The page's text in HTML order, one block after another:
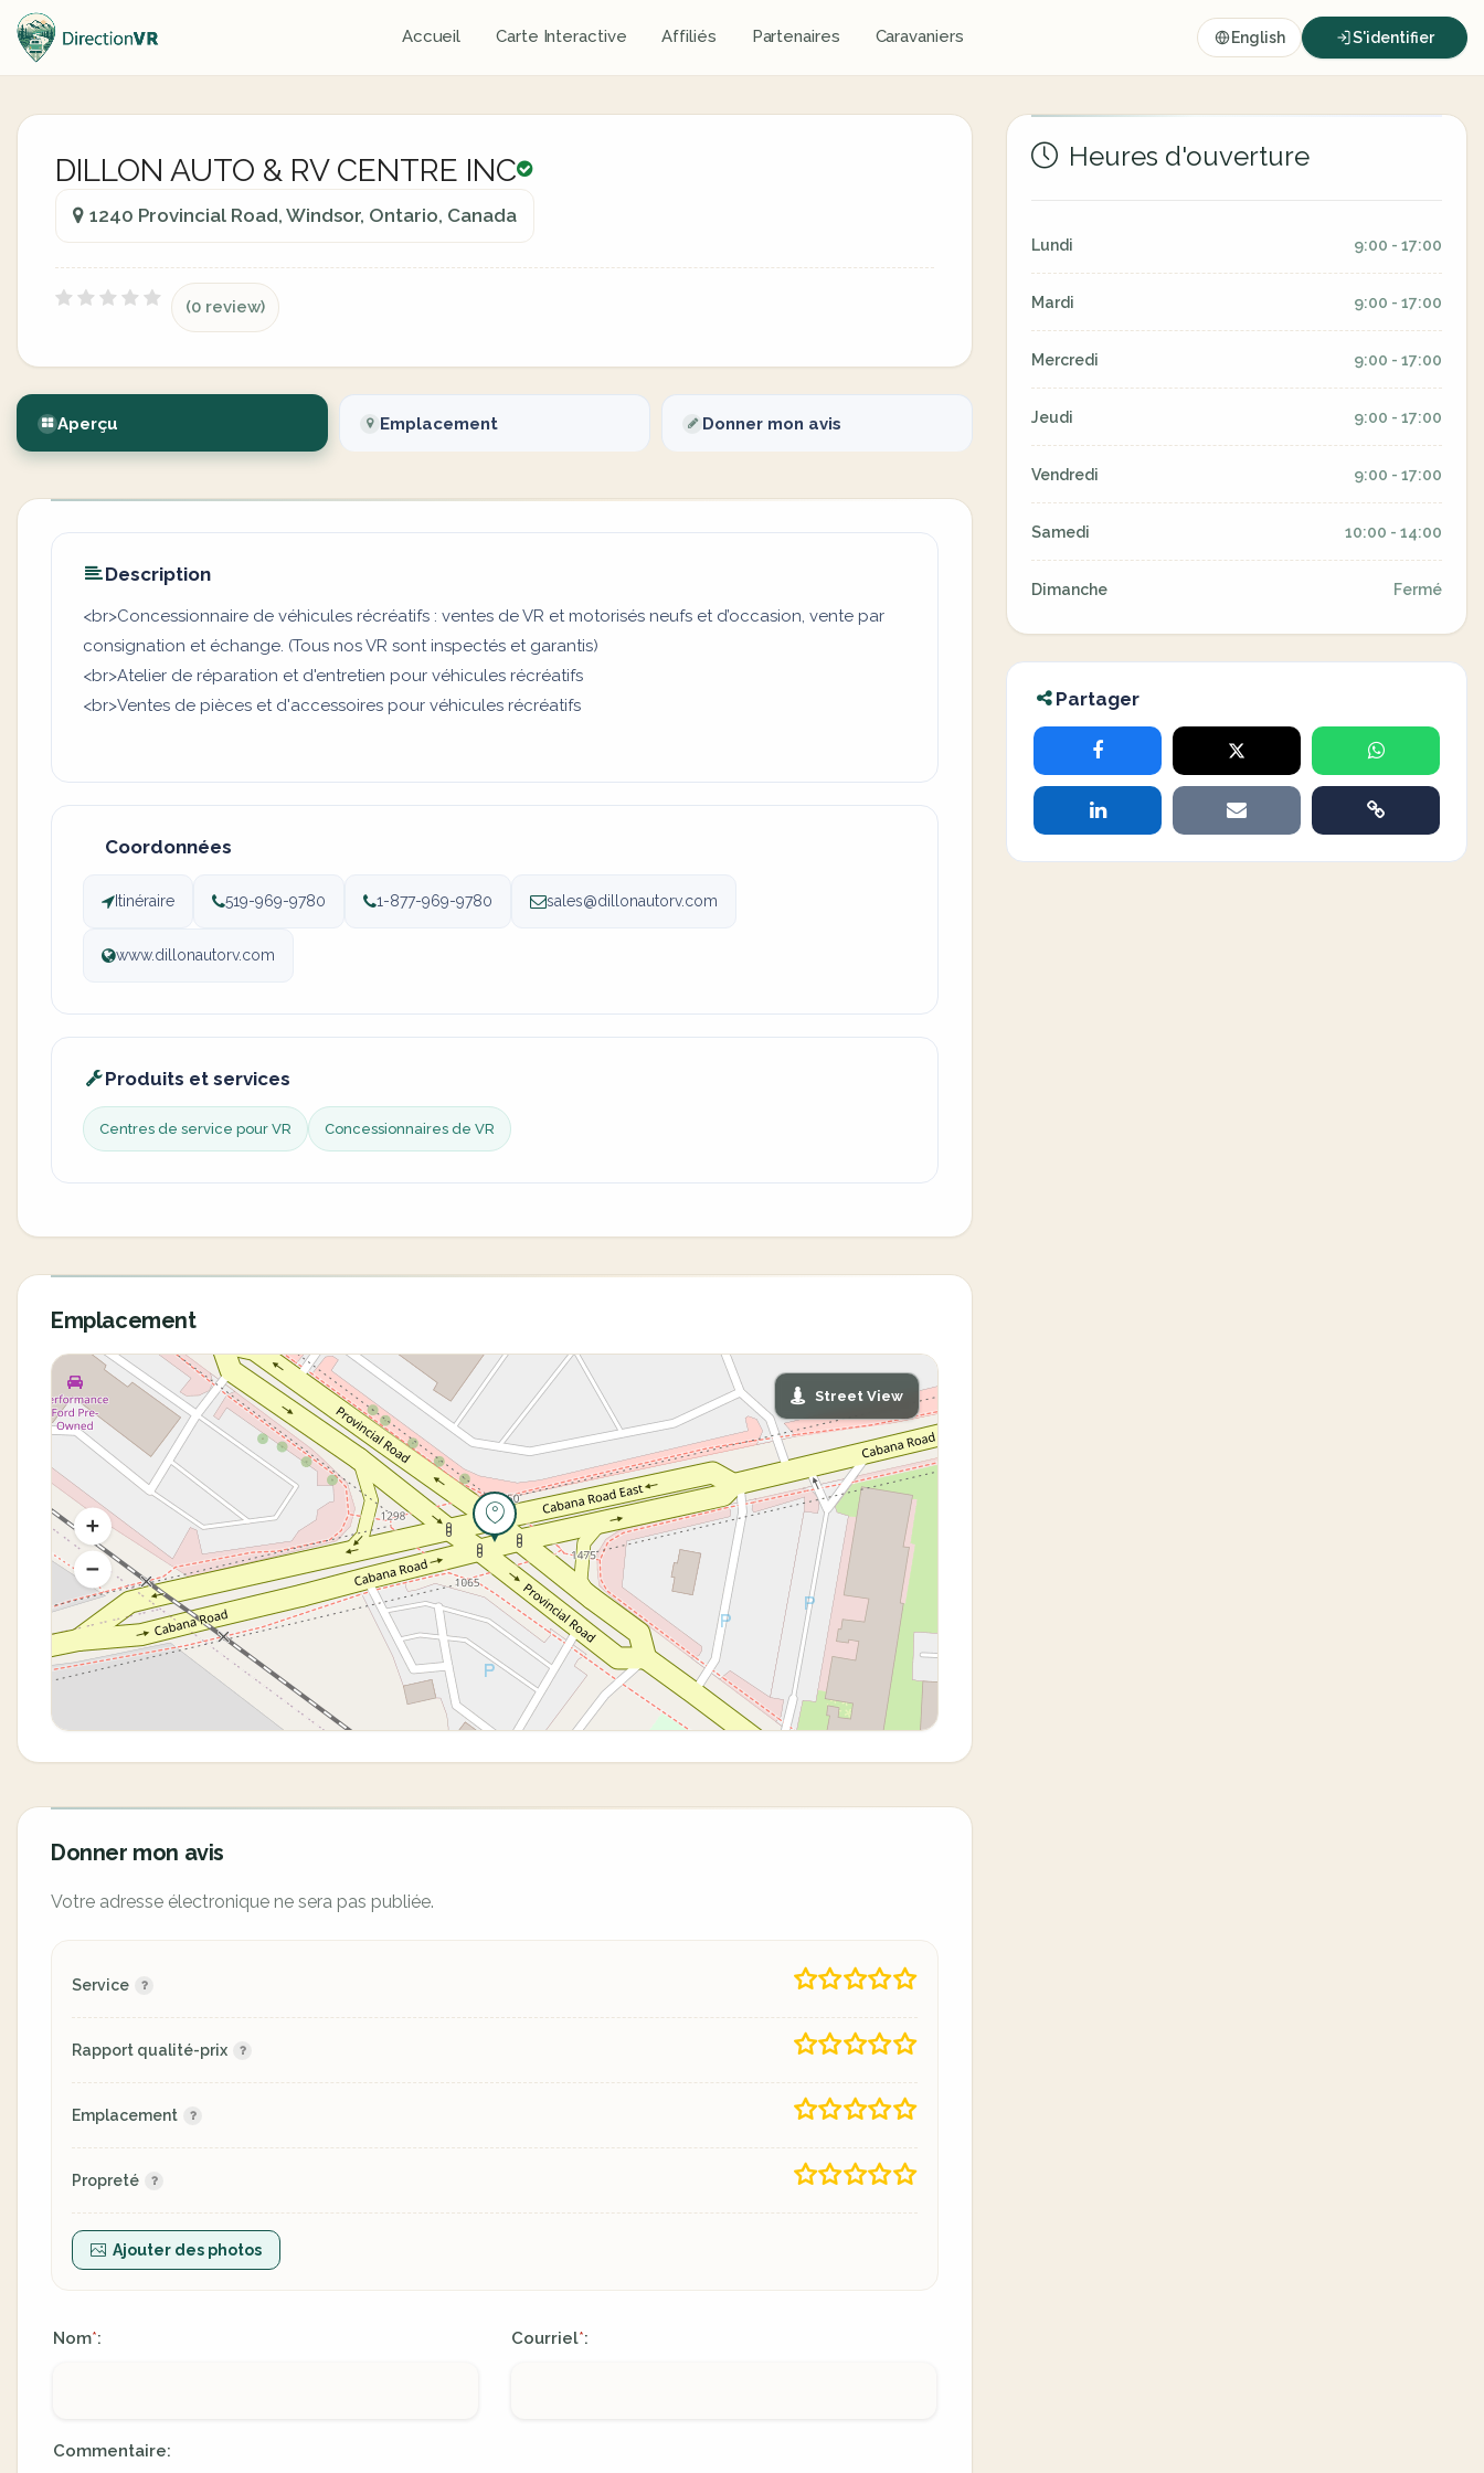
Accueil Carte Interactive Affiliés Partenaires Caravaniers English S'identifier
DILLON AUTO & RV CENTRE INC
1240 Provincial Road, Windsor, Ontario, Canada
(0 review)
Aperçu Emplacement Donner mon avis
Description
<br>Concessionnaire de véhicules récréatifs : ventes de VR et motorisés neufs et d’occasion, vente par
consignation et échange. (Tous nos VR sont inspectés et garantis)
<br>Atelier de réparation et d'entretien pour véhicules récréatifs
<br>Ventes de pièces et d'accessoires pour véhicules récréatifs
Coordonnées
Itinéraire 519-969-9780 1-877-969-9780 sales@dillonautorv.com
www.dillonautorv.com
Produits et services
Centres de service pour VR Concessionnaires de VR
Emplacement
Street View
Donner mon avis
Votre adresse électronique ne sera pas publiée.
Service
Rapport qualité-prix
Emplacement
Propreté
Ajouter des photos
Nom*: Courriel*:
Commentaire:
Heures d'ouverture
Lundi 9:00 - 17:00
Mardi 9:00 - 17:00
Mercredi 9:00 - 17:00
Jeudi 9:00 - 17:00
Vendredi 9:00 - 17:00
Samedi 10:00 - 14:00
Dimanche Fermé
Partager